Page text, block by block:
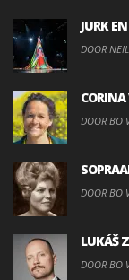
JURK
DOOR
CORINA
DOOR BO
DOOR BO
LUKÁŠ
DOOR BO